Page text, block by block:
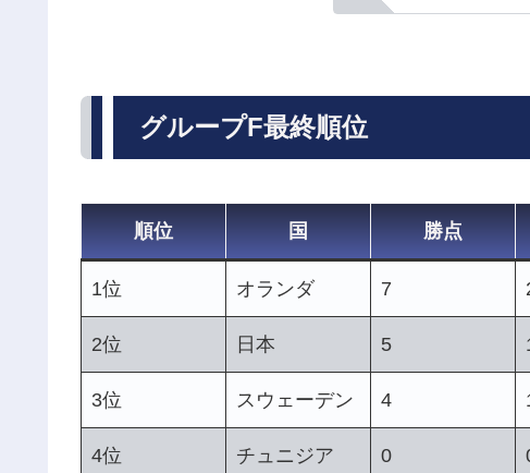
グループF最終順位
順位 国 勝点
1位 オランダ 7
2位 日本 5
3位 スウェーデン 4
4位 チュニジア 0